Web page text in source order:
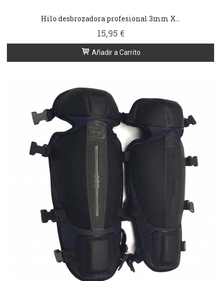
Hilo desbrozadora profesional 3mm X...
15,95 €
Añadir a Carrito